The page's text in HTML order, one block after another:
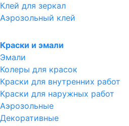
Клей для зеркал
Аэрозольный клей
Краски и эмали
Эмали
Колеры для красок
Краски для внутренних работ
Краски для наружных работ
Аэрозольные
Декоративные